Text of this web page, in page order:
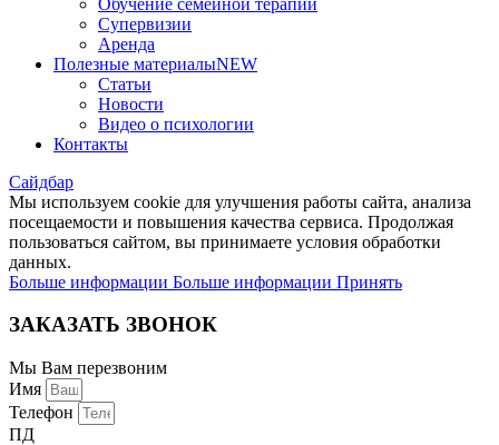
Супервизии
Аренда
Полезные материалыNEW
Статьи
Новости
Видео о психологии
Контакты
Сайдбар
Мы используем cookie для улучшения работы сайта, анализа
посещаемости и повышения качества сервиса. Продолжая
пользоваться сайтом, вы принимаете условия обработки
данных.
Больше информации Больше информации Принять
ЗАКАЗАТЬ ЗВОНОК
Мы Вам перезвоним
Имя
Телефон
ПД